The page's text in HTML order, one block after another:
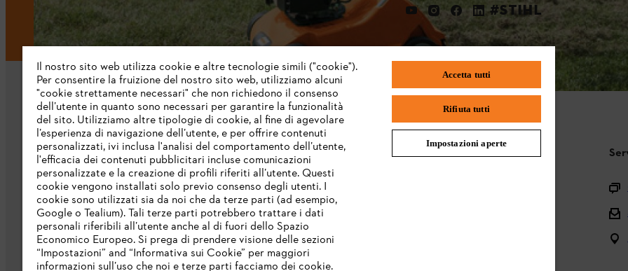
#STIHL
L’azienda
Chi siamo
Scarica il catalogo
STIHL Integrity Line
STIHL FAQ
Il nostro sito web utilizza cookie e altre tecnologie simili ("cookie").
Per consentire la fruizione del nostro sito web, utilizziamo alcuni
"cookie strettamente necessari" che non richiedono il consenso
dell’utente in quanto sono necessari per garantire la funzionalità
del sito. Utilizziamo altre tipologie di cookie, al fine di agevolare
l’esperienza di navigazione dell’utente, e per offrire contenuti
personalizzati, ivi inclusa l'analisi del comportamento dell’utente,
l'efficacia dei contenuti pubblicitari incluse comunicazioni
personalizzate e la creazione di profili riferiti all’utente. Questi
cookie vengono installati solo previo consenso degli utenti. I
cookie sono utilizzati sia da noi che da terze parti (ad esempio,
Google o Tealium). Tali terze parti potrebbero trattare i dati
personali riferibili all’utente anche al di fuori dello Spazio
Economico Europeo. Si prega di prendere visione delle sezioni
“Impostazioni” and “Informativa sui Cookie” per maggiori
informazioni sull’uso che noi e terze parti facciamo dei cookie.
Accetta tutti
Rifiuta tutti
Impostazioni aperte